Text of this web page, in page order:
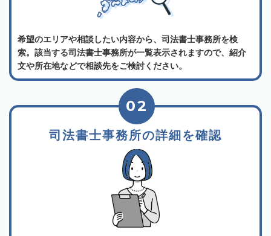
希望のエリアや相談したい内容から、司法書士事務所を検
索。該当する司法書士事務所が一覧表示されますので、紹介
文や所在地などで相談先をご検討ください。
司法書士事務所の詳細を確認
02